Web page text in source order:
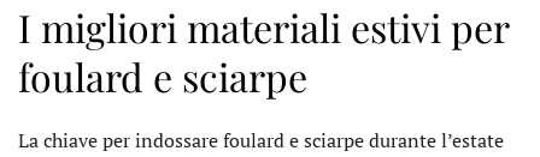
I migliori materiali estivi per
foulard e sciarpe
La chiave per indossare foulard e sciarpe durante l’estate